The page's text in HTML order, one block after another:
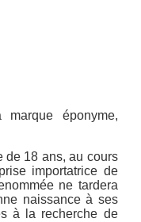
éponyme,
de 18 ans, au cours
importatrice de
ne tardera
naissance à ses
à la recherche de